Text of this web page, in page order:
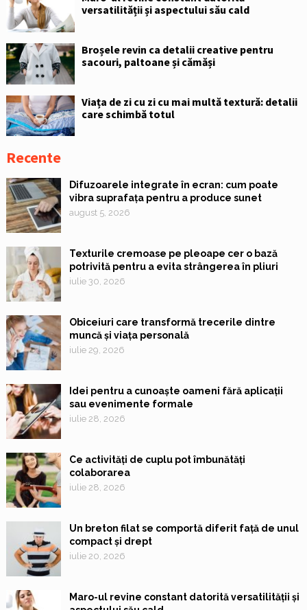
versatilității și aspectului său cald
Broșele revin ca detalii creative pentru
sacouri, paltoane și cămăși
Viața de zi cu zi cu mai multă textură: detalii
care schimbă totul
Recente
Difuzoarele integrate în ecran: cum poate
vibra suprafața pentru a produce sunet
august 5, 2026
Texturile cremoase pe pleoape cer o bază
potrivită pentru a evita strângerea în pliuri
iulie 30, 2026
Obiceiuri care transformă trecerile dintre
muncă și viața personală
iulie 29, 2026
Idei pentru a cunoaște oameni fără aplicații
sau evenimente formale
iulie 28, 2026
Ce activități de cuplu pot îmbunătăți
colaborarea
iulie 28, 2026
Un breton filat se comportă diferit față de unul
compact și drept
iulie 20, 2026
Maro-ul revine constant datorită versatilității și